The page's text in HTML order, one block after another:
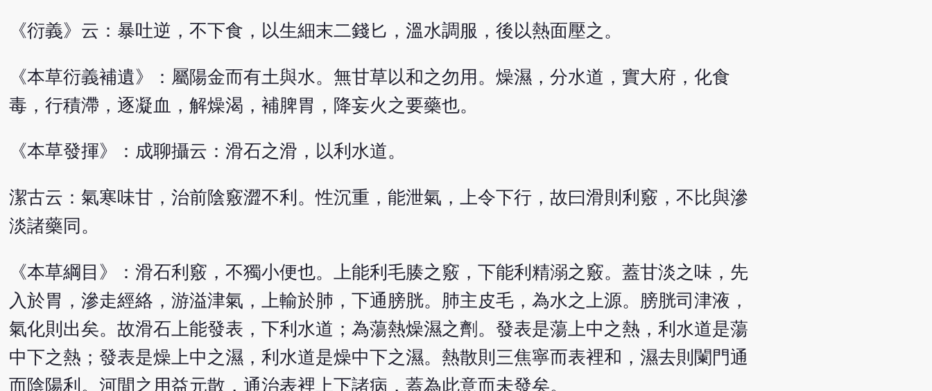
《衍義》云：暴吐逆，不下食，以生細末二錢匕，溫水調服，後以熱面壓之。
《本草衍義補遺》：屬陽金而有土與水。無甘草以和之勿用。燥濕，分水道，實大府，化食
毒，行積滯，逐凝血，解燥渴，補脾胃，降妄火之要藥也。
《本草發揮》：成聊攝云：滑石之滑，以利水道。
潔古云：氣寒味甘，治前陰竅澀不利。性沉重，能泄氣，上令下行，故曰滑則利竅，不比與滲
淡諸藥同。
《本草綱目》：滑石利竅，不獨小便也。上能利毛腠之竅，下能利精溺之竅。蓋甘淡之味，先
入於胃，滲走經絡，游溢津氣，上輸於肺，下通膀胱。肺主皮毛，為水之上源。膀胱司津液，
氣化則出矣。故滑石上能發表，下利水道；為蕩熱燥濕之劑。發表是蕩上中之熱，利水道是蕩
中下之熱；發表是燥上中之濕，利水道是燥中下之濕。熱散則三焦寧而表裡和，濕去則闌門通
而陰陽利。河間之用益元散，通治表裡上下諸病，蓋為此意而未發矣。